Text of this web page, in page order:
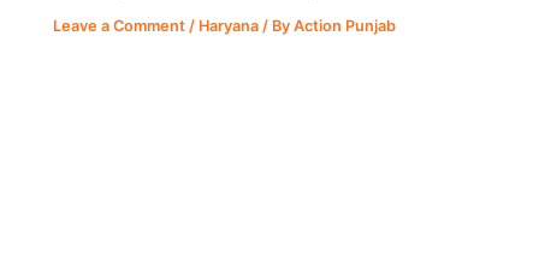
Leave a Comment / Haryana / ByAction Punjab